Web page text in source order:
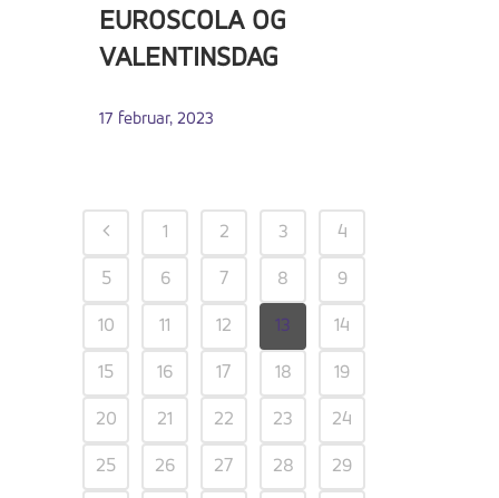
EUROSCOLA OG
VALENTINSDAG
17 februar, 2023
1 2 3 4
5 6 7 8 9
10 11 12 13 14
15 16 17 18 19
20 21 22 23 24
25 26 27 28 29